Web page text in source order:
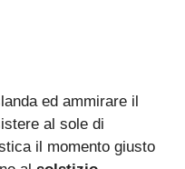
ed ammirare il
al sole di
il momento giusto